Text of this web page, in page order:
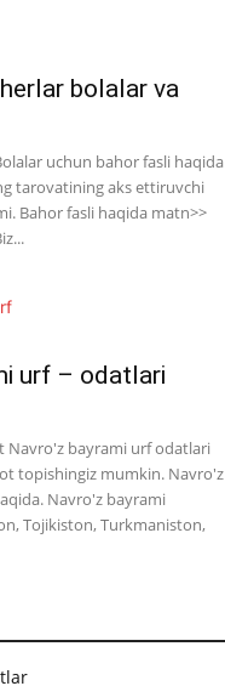
bolalar va
uchun bahor fasli haqida
tarovatining aks ettiruvchi
Bahor fasli haqida matn>>
urf – odatlari
Navro'z bayrami urf odatlari
topishingiz mumkin. Navro'z
Navro'z bayrami
Tojikiston, Turkmaniston,